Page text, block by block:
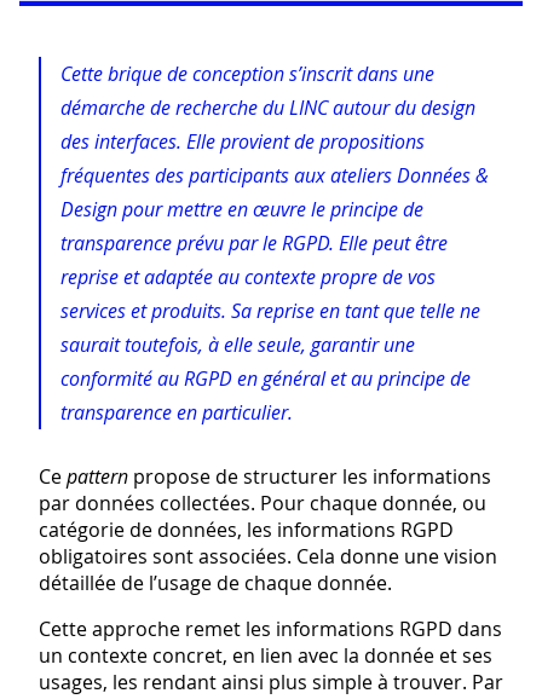
Cette brique de conception s’inscrit dans une
démarche de recherche du LINC autour du design
des interfaces. Elle provient de propositions
fréquentes des participants aux ateliers Données &
Design pour mettre en œuvre le principe de
transparence prévu par le RGPD. Elle peut être
reprise et adaptée au contexte propre de vos
services et produits. Sa reprise en tant que telle ne
saurait toutefois, à elle seule, garantir une
conformité au RGPD en général et au principe de
transparence en particulier.
Cepattern propose de structurer les informations
par données collectées. Pour chaque donnée, ou
catégorie de données, les informations RGPD
obligatoires sont associées. Cela donne une vision
détaillée de l’usage de chaque donnée.
Cette approche remet les informations RGPD dans
un contexte concret, en lien avec la donnée et ses
usages, les rendant ainsi plus simple à trouver. Par